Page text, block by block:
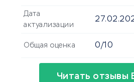
Дата
актуализации
Общая оценка 0/10
Читать отзывы